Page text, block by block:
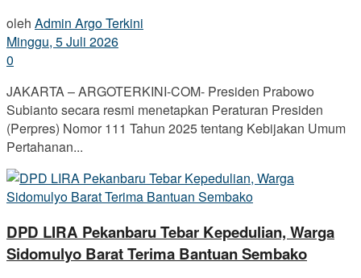
oleh Admin Argo Terkini
Minggu, 5 Juli 2026
0
JAKARTA – ARGOTERKINI-COM- Presiden Prabowo
Subianto secara resmi menetapkan Peraturan Presiden
(Perpres) Nomor 111 Tahun 2025 tentang Kebijakan Umum
Pertahanan...
DPD LIRA Pekanbaru Tebar Kepedulian, Warga
Sidomulyo Barat Terima Bantuan Sembako